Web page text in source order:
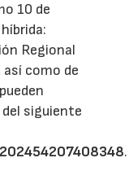
10 de
Regional
como de
siguiente
.